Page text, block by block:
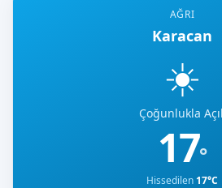
AĞRI
Karacan
☀️
Çoğunlukla
17°
Hissedilen 17°C